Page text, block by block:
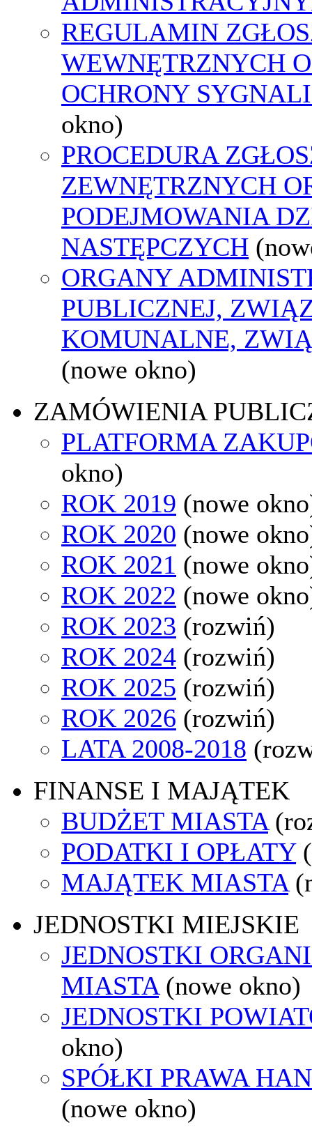
REGULAMIN
WEWNĘTRZNYCH
OCHRONY
okno)
PROCEDURA
ZEWNĘTRZNYCH
PODEJMOWANIA
NASTĘPCZYCH
ORGANY
PUBLICZNEJ,
KOMUNALNE,
(nowe okno)
ZAMÓWIENIA
PLATFORMA
okno)
ROK 2019 (nowe
ROK 2020 (nowe
ROK 2021 (nowe
ROK 2022 (nowe
ROK 2023 (rozwiń)
ROK 2024 (rozwiń)
ROK 2025 (rozwiń)
ROK 2026 (rozwiń)
LATA 2008-2018
FINANSE I MAJĄTEK
BUDŻET MIASTA
PODATKI I OPŁATY
MAJĄTEK MIASTA
JEDNOSTKI MIEJSKIE
JEDNOSTKI
MIASTA (nowe okno)
JEDNOSTKI
okno)
SPÓŁKI PRAWA
(nowe okno)